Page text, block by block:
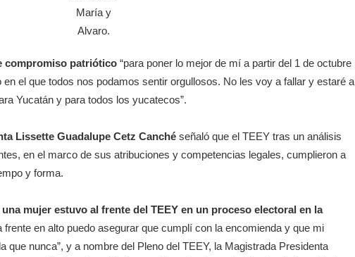
María y
Alvaro.
compromiso patriótico “para poner lo mejor de mí a partir del 1 de octubre
el que todos nos podamos sentir orgullosos. No les voy a fallar y estaré a
Yucatán y para todos los yucatecos”.
Lissette Guadalupe Cetz Canché señaló que el TEEY tras un análisis
en el marco de sus atribuciones y competencias legales, cumplieron a
y forma.
mujer estuvo al frente del TEEY en un proceso electoral en la
frente en alto puedo asegurar que cumplí con la encomienda y que mi
nunca”, y a nombre del Pleno del TEEY, la Magistrada Presidenta